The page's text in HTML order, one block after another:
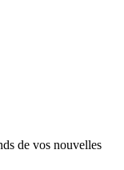
de vos nouvelles